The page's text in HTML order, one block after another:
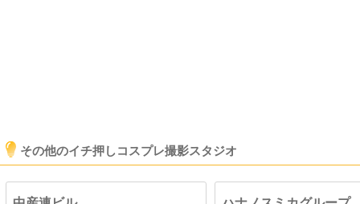
その他のイチ押しコスプレ撮影スタジオ